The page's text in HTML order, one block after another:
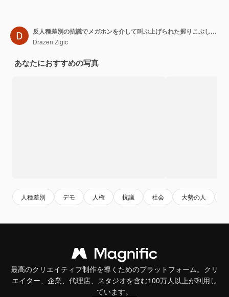
反人種差別の抗議でメガホンを介して叫ぶ上げられた握りこぶしを持つアフリカ系アメリカ人の女性
Drazen Zigic
あなたにおすすめの写真
人種差別 デモ 人権 抗議 社会 大勢の人
最高のクリエイティブ制作を導くためのプラットフォーム。クリ
エイター、企業、代理店、スタジオを含む100万人以上が利用し
ています。